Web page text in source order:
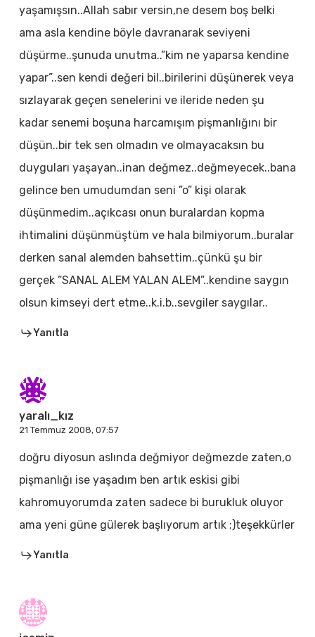
yaşamışsın..Allah sabır versin,ne desem boş belki
ama asla kendine böyle davranarak seviyeni
düşürme..şunuda unutma..”kim ne yaparsa kendine
yapar”..sen kendi değeri bil..birilerini düşünerek veya
sızlayarak geçen senelerini ve ileride neden şu
kadar senemi boşuna harcamışım pişmanlığını bir
düşün..bir tek sen olmadın ve olmayacaksın bu
duyguları yaşayan..inan değmez..değmeyecek..bana
gelince ben umudumdan seni ”o” kişi olarak
düşünmedim..açıkcası onun buralardan kopma
ihtimalini düşünmüştüm ve hala bilmiyorum..buralar
derken sanal alemden bahsettim..çünkü şu bir
gerçek ”SANAL ALEM YALAN ALEM”..kendine saygın
olsun kimseyi dert etme..k.i.b..sevgiler saygılar..
Yanıtla
yaralı_kız
21 Temmuz 2008, 07:57
doğru diyosun aslında değmiyor değmezde zaten,o
pişmanlığı ise yaşadım ben artık eskisi gibi
kahromuyorumda zaten sadece bi burukluk oluyor
ama yeni güne gülerek başlıyorum artık ;)teşekkürler
Yanıtla